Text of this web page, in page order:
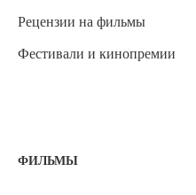
Рецензии на фильмы
Фестивали и кинопремии
ФИЛЬМЫ